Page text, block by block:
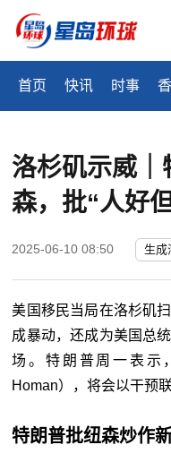
首页 快讯 时事
洛杉矶示威｜
森，批“人好
2025-06-10 08:50 生成
美国移民当局在洛杉矶
成暴动，还成为美国总
场。特朗普周一表示
Homan），将会以干预
特朗普批纽森炒作